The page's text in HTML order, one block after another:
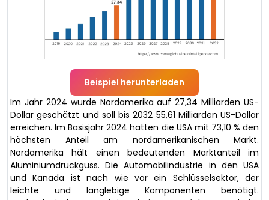
Beispiel herunterladen
Im Jahr 2024 wurde Nordamerika auf 27,34 Milliarden US-
Dollar geschätzt und soll bis 2032 55,61 Milliarden US-Dollar
erreichen. Im Basisjahr 2024 hatten die USA mit 73,10 % den
höchsten Anteil am nordamerikanischen Markt.
Nordamerika hält einen bedeutenden Marktanteil im
Aluminiumdruckguss. Die Automobilindustrie in den USA
und Kanada ist nach wie vor ein Schlüsselsektor, der
leichte und langlebige Komponenten benötigt.